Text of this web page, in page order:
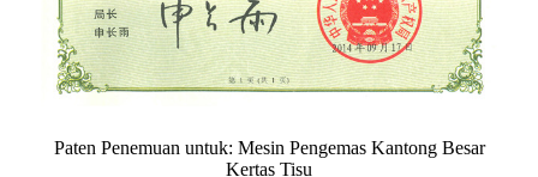
Paten Penemuan untuk: Mesin Pengemas Kantong Besar
Kertas Tisu